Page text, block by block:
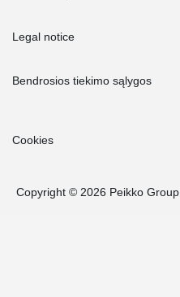
Legal notice
Bendrosios tiekimo sąlygos
Cookies
Copyright © 2026 Peikko Group